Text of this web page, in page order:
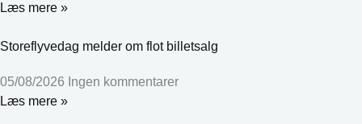
Læs mere »
Storeflyvedag melder om flot billetsalg
05/08/2026 Ingen kommentarer
Læs mere »